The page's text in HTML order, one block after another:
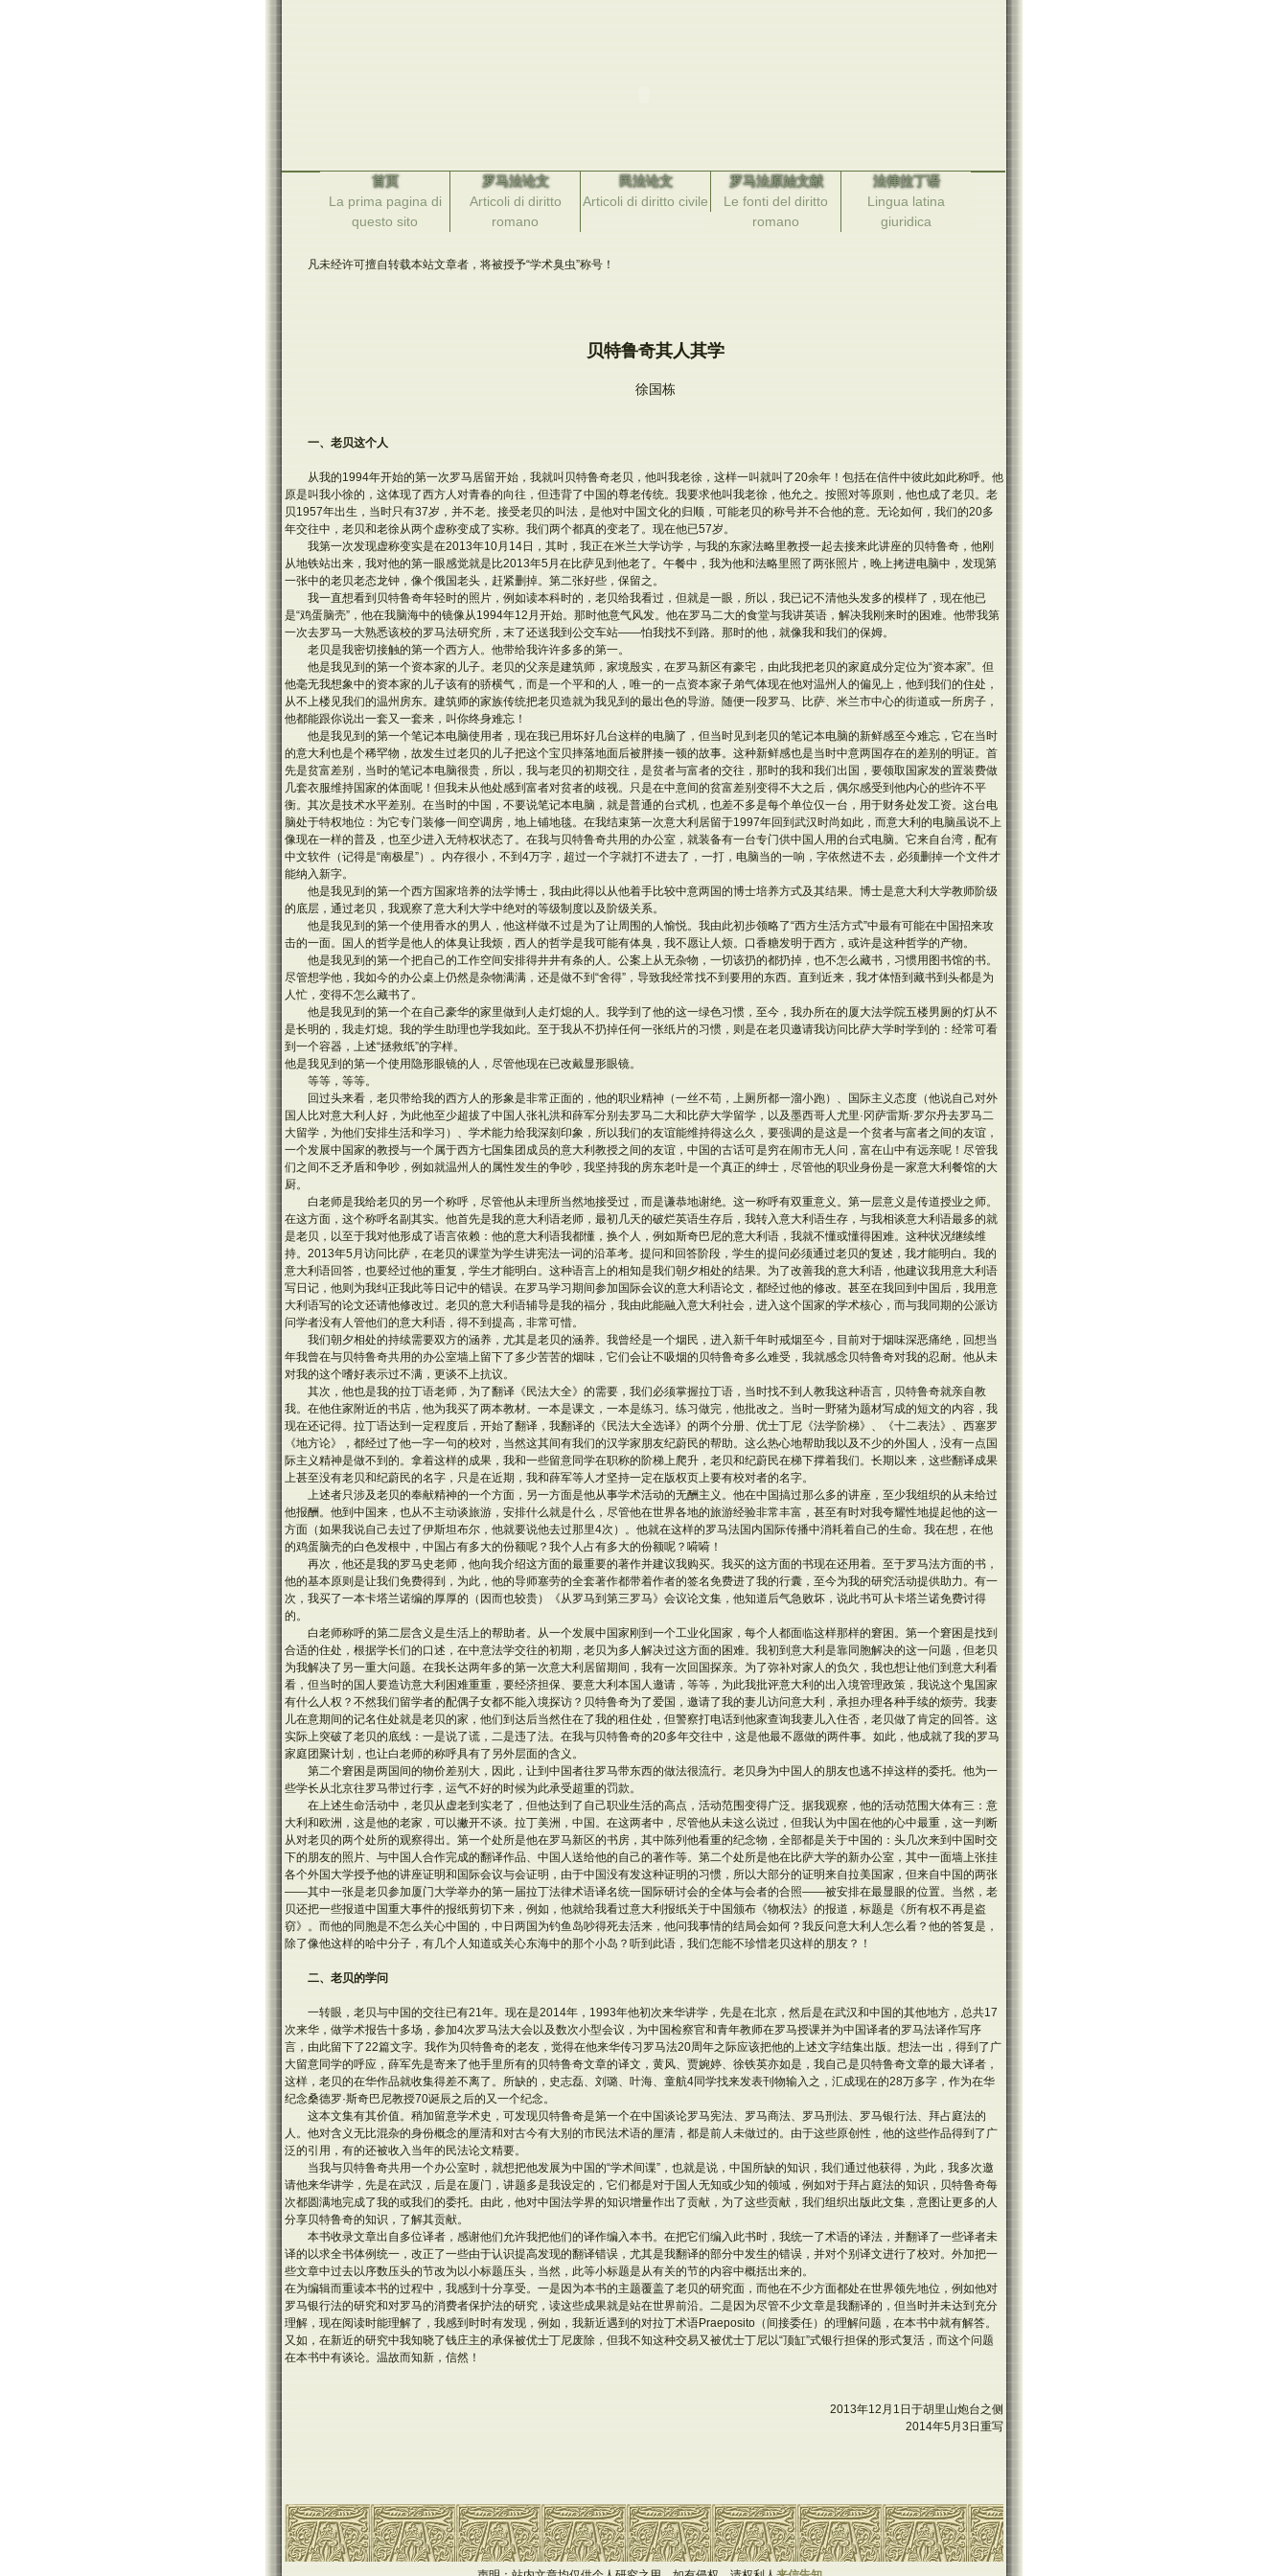
首页
La prima pagina di
questo sito
罗马法论文
Articoli di diritto
romano
民法论文
Articoli di diritto civile
罗马法原始文献
Le fonti del diritto
romano
法律拉丁语
Lingua latina
giuridica
凡未经许可擅自转载本站文章者，将被授予“学术臭虫”称号！
贝特鲁奇其人其学
徐国栋
一、老贝这个人
从我的1994年开始的第一次罗马居留开始，我就叫贝特鲁奇老贝，他叫我老徐，这样一叫就叫了20余年！包括在信件中彼此如此称呼。他
原是叫我小徐的，这体现了西方人对青春的向往，但违背了中国的尊老传统。我要求他叫我老徐，他允之。按照对等原则，他也成了老贝。老
贝1957年出生，当时只有37岁，并不老。接受老贝的叫法，是他对中国文化的归顺，可能老贝的称号并不合他的意。无论如何，我们的20多
年交往中，老贝和老徐从两个虚称变成了实称。我们两个都真的变老了。现在他已57岁。
我第一次发现虚称变实是在2013年10月14日，其时，我正在米兰大学访学，与我的东家法略里教授一起去接来此讲座的贝特鲁奇，他刚
从地铁站出来，我对他的第一眼感觉就是比2013年5月在比萨见到他老了。午餐中，我为他和法略里照了两张照片，晚上拷进电脑中，发现第
一张中的老贝老态龙钟，像个俄国老头，赶紧删掉。第二张好些，保留之。
我一直想看到贝特鲁奇年轻时的照片，例如读本科时的，老贝给我看过，但就是一眼，所以，我已记不清他头发多的模样了，现在他已
是“鸡蛋脑壳”，他在我脑海中的镜像从1994年12月开始。那时他意气风发。他在罗马二大的食堂与我讲英语，解决我刚来时的困难。他带我第
一次去罗马一大熟悉该校的罗马法研究所，末了还送我到公交车站——怕我找不到路。那时的他，就像我和我们的保姆。
老贝是我密切接触的第一个西方人。他带给我许许多多的第一。
他是我见到的第一个资本家的儿子。老贝的父亲是建筑师，家境殷实，在罗马新区有豪宅，由此我把老贝的家庭成分定位为“资本家”。但
他毫无我想象中的资本家的儿子该有的骄横气，而是一个平和的人，唯一的一点资本家子弟气体现在他对温州人的偏见上，他到我们的住处，
从不上楼见我们的温州房东。建筑师的家族传统把老贝造就为我见到的最出色的导游。随便一段罗马、比萨、米兰市中心的街道或一所房子，
他都能跟你说出一套又一套来，叫你终身难忘！
他是我见到的第一个笔记本电脑使用者，现在我已用坏好几台这样的电脑了，但当时见到老贝的笔记本电脑的新鲜感至今难忘，它在当时
的意大利也是个稀罕物，故发生过老贝的儿子把这个宝贝摔落地面后被胖揍一顿的故事。这种新鲜感也是当时中意两国存在的差别的明证。首
先是贫富差别，当时的笔记本电脑很贵，所以，我与老贝的初期交往，是贫者与富者的交往，那时的我和我们出国，要领取国家发的置装费做
几套衣服维持国家的体面呢！但我未从他处感到富者对贫者的歧视。只是在中意间的贫富差别变得不大之后，偶尔感受到他内心的些许不平
衡。其次是技术水平差别。在当时的中国，不要说笔记本电脑，就是普通的台式机，也差不多是每个单位仅一台，用于财务处发工资。这台电
脑处于特权地位：为它专门装修一间空调房，地上铺地毯。在我结束第一次意大利居留于1997年回到武汉时尚如此，而意大利的电脑虽说不上
像现在一样的普及，也至少进入无特权状态了。在我与贝特鲁奇共用的办公室，就装备有一台专门供中国人用的台式电脑。它来自台湾，配有
中文软件（记得是“南极星”）。内存很小，不到4万字，超过一个字就打不进去了，一打，电脑当的一响，字依然进不去，必须删掉一个文件才
能纳入新字。
他是我见到的第一个西方国家培养的法学博士，我由此得以从他着手比较中意两国的博士培养方式及其结果。博士是意大利大学教师阶级
的底层，通过老贝，我观察了意大利大学中绝对的等级制度以及阶级关系。
他是我见到的第一个使用香水的男人，他这样做不过是为了让周围的人愉悦。我由此初步领略了“西方生活方式”中最有可能在中国招来攻
击的一面。国人的哲学是他人的体臭让我烦，西人的哲学是我可能有体臭，我不愿让人烦。口香糖发明于西方，或许是这种哲学的产物。
他是我见到的第一个把自己的工作空间安排得井井有条的人。公案上从无杂物，一切该扔的都扔掉，也不怎么藏书，习惯用图书馆的书。
尽管想学他，我如今的办公桌上仍然是杂物满满，还是做不到“舍得”，导致我经常找不到要用的东西。直到近来，我才体悟到藏书到头都是为
人忙，变得不怎么藏书了。
他是我见到的第一个在自己豪华的家里做到人走灯熄的人。我学到了他的这一绿色习惯，至今，我办所在的厦大法学院五楼男厕的灯从不
是长明的，我走灯熄。我的学生助理也学我如此。至于我从不扔掉任何一张纸片的习惯，则是在老贝邀请我访问比萨大学时学到的：经常可看
到一个容器，上述“拯救纸”的字样。
他是我见到的第一个使用隐形眼镜的人，尽管他现在已改戴显形眼镜。
等等，等等。
回过头来看，老贝带给我的西方人的形象是非常正面的，他的职业精神（一丝不苟，上厕所都一溜小跑）、国际主义态度（他说自己对外
国人比对意大利人好，为此他至少超拔了中国人张礼洪和薛军分别去罗马二大和比萨大学留学，以及墨西哥人尤里·冈萨雷斯·罗尔丹去罗马二
大留学，为他们安排生活和学习）、学术能力给我深刻印象，所以我们的友谊能维持得这么久，要强调的是这是一个贫者与富者之间的友谊，
一个发展中国家的教授与一个属于西方七国集团成员的意大利教授之间的友谊，中国的古话可是穷在闹市无人问，富在山中有远亲呢！尽管我
们之间不乏矛盾和争吵，例如就温州人的属性发生的争吵，我坚持我的房东老叶是一个真正的绅士，尽管他的职业身份是一家意大利餐馆的大
厨。
白老师是我给老贝的另一个称呼，尽管他从未理所当然地接受过，而是谦恭地谢绝。这一称呼有双重意义。第一层意义是传道授业之师。
在这方面，这个称呼名副其实。他首先是我的意大利语老师，最初几天的破烂英语生存后，我转入意大利语生存，与我相谈意大利语最多的就
是老贝，以至于我对他形成了语言依赖：他的意大利语我都懂，换个人，例如斯奇巴尼的意大利语，我就不懂或懂得困难。这种状况继续维
持。2013年5月访问比萨，在老贝的课堂为学生讲宪法一词的沿革考。提问和回答阶段，学生的提问必须通过老贝的复述，我才能明白。我的
意大利语回答，也要经过他的重复，学生才能明白。这种语言上的相知是我们朝夕相处的结果。为了改善我的意大利语，他建议我用意大利语
写日记，他则为我纠正我此等日记中的错误。在罗马学习期间参加国际会议的意大利语论文，都经过他的修改。甚至在我回到中国后，我用意
大利语写的论文还请他修改过。老贝的意大利语辅导是我的福分，我由此能融入意大利社会，进入这个国家的学术核心，而与我同期的公派访
问学者没有人管他们的意大利语，得不到提高，非常可惜。
我们朝夕相处的持续需要双方的涵养，尤其是老贝的涵养。我曾经是一个烟民，进入新千年时戒烟至今，目前对于烟味深恶痛绝，回想当
年我曾在与贝特鲁奇共用的办公室墙上留下了多少苦苦的烟味，它们会让不吸烟的贝特鲁奇多么难受，我就感念贝特鲁奇对我的忍耐。他从未
对我的这个嗜好表示过不满，更谈不上抗议。
其次，他也是我的拉丁语老师，为了翻译《民法大全》的需要，我们必须掌握拉丁语，当时找不到人教我这种语言，贝特鲁奇就亲自教
我。在他住家附近的书店，他为我买了两本教材。一本是课文，一本是练习。练习做完，他批改之。当时一野猪为题材写成的短文的内容，我
现在还记得。拉丁语达到一定程度后，开始了翻译，我翻译的《民法大全选译》的两个分册、优士丁尼《法学阶梯》、《十二表法》、西塞罗
《地方论》，都经过了他一字一句的校对，当然这其间有我们的汉学家朋友纪蔚民的帮助。这么热心地帮助我以及不少的外国人，没有一点国
际主义精神是做不到的。拿着这样的成果，我和一些留意同学在职称的阶梯上爬升，老贝和纪蔚民在梯下撑着我们。长期以来，这些翻译成果
上甚至没有老贝和纪蔚民的名字，只是在近期，我和薛军等人才坚持一定在版权页上要有校对者的名字。
上述者只涉及老贝的奉献精神的一个方面，另一方面是他从事学术活动的无酬主义。他在中国搞过那么多的讲座，至少我组织的从未给过
他报酬。他到中国来，也从不主动谈旅游，安排什么就是什么，尽管他在世界各地的旅游经验非常丰富，甚至有时对我夸耀性地提起他的这一
方面（如果我说自己去过了伊斯坦布尔，他就要说他去过那里4次）。他就在这样的罗马法国内国际传播中消耗着自己的生命。我在想，在他
的鸡蛋脑壳的白色发根中，中国占有多大的份额呢？我个人占有多大的份额呢？嗬嗬！
再次，他还是我的罗马史老师，他向我介绍这方面的最重要的著作并建议我购买。我买的这方面的书现在还用着。至于罗马法方面的书，
他的基本原则是让我们免费得到，为此，他的导师塞劳的全套著作都带着作者的签名免费进了我的行囊，至今为我的研究活动提供助力。有一
次，我买了一本卡塔兰诺编的厚厚的（因而也较贵）《从罗马到第三罗马》会议论文集，他知道后气急败坏，说此书可从卡塔兰诺免费讨得
的。
白老师称呼的第二层含义是生活上的帮助者。从一个发展中国家刚到一个工业化国家，每个人都面临这样那样的窘困。第一个窘困是找到
合适的住处，根据学长们的口述，在中意法学交往的初期，老贝为多人解决过这方面的困难。我初到意大利是靠同胞解决的这一问题，但老贝
为我解决了另一重大问题。在我长达两年多的第一次意大利居留期间，我有一次回国探亲。为了弥补对家人的负欠，我也想让他们到意大利看
看，但当时的国人要造访意大利困难重重，要经济担保、要意大利本国人邀请，等等，为此我批评意大利的出入境管理政策，我说这个鬼国家
有什么人权？不然我们留学者的配偶子女都不能入境探访？贝特鲁奇为了爱国，邀请了我的妻儿访问意大利，承担办理各种手续的烦劳。我妻
儿在意期间的记名住处就是老贝的家，他们到达后当然住在了我的租住处，但警察打电话到他家查询我妻儿入住否，老贝做了肯定的回答。这
实际上突破了老贝的底线：一是说了谎，二是违了法。在我与贝特鲁奇的20多年交往中，这是他最不愿做的两件事。如此，他成就了我的罗马
家庭团聚计划，也让白老师的称呼具有了另外层面的含义。
第二个窘困是两国间的物价差别大，因此，让到中国者往罗马带东西的做法很流行。老贝身为中国人的朋友也逃不掉这样的委托。他为一
些学长从北京往罗马带过行李，运气不好的时候为此承受超重的罚款。
在上述生命活动中，老贝从虚老到实老了，但他达到了自己职业生活的高点，活动范围变得广泛。据我观察，他的活动范围大体有三：意
大利和欧洲，这是他的老家，可以撇开不谈。拉丁美洲，中国。在这两者中，尽管他从未这么说过，但我认为中国在他的心中最重，这一判断
从对老贝的两个处所的观察得出。第一个处所是他在罗马新区的书房，其中陈列他看重的纪念物，全部都是关于中国的：头几次来到中国时交
下的朋友的照片、与中国人合作完成的翻译作品、中国人送给他的自己的著作等。第二个处所是他在比萨大学的新办公室，其中一面墙上张挂
各个外国大学授予他的讲座证明和国际会议与会证明，由于中国没有发这种证明的习惯，所以大部分的证明来自拉美国家，但来自中国的两张
——其中一张是老贝参加厦门大学举办的第一届拉丁法律术语译名统一国际研讨会的全体与会者的合照——被安排在最显眼的位置。当然，老
贝还把一些报道中国重大事件的报纸剪切下来，例如，他就给我看过意大利报纸关于中国颁布《物权法》的报道，标题是《所有权不再是盗
窃》。而他的同胞是不怎么关心中国的，中日两国为钓鱼岛吵得死去活来，他问我事情的结局会如何？我反问意大利人怎么看？他的答复是，
除了像他这样的哈中分子，有几个人知道或关心东海中的那个小岛？听到此语，我们怎能不珍惜老贝这样的朋友？！
二、老贝的学问
一转眼，老贝与中国的交往已有21年。现在是2014年，1993年他初次来华讲学，先是在北京，然后是在武汉和中国的其他地方，总共17
次来华，做学术报告十多场，参加4次罗马法大会以及数次小型会议，为中国检察官和青年教师在罗马授课并为中国译者的罗马法译作写序
言，由此留下了22篇文字。我作为贝特鲁奇的老友，觉得在他来华传习罗马法20周年之际应该把他的上述文字结集出版。想法一出，得到了广
大留意同学的呼应，薛军先是寄来了他手里所有的贝特鲁奇文章的译文，黄风、贾婉婷、徐铁英亦如是，我自己是贝特鲁奇文章的最大译者，
这样，老贝的在华作品就收集得差不离了。所缺的，史志磊、刘璐、叶海、童航4同学找来发表刊物输入之，汇成现在的28万多字，作为在华
纪念桑德罗·斯奇巴尼教授70诞辰之后的又一个纪念。
这本文集有其价值。稍加留意学术史，可发现贝特鲁奇是第一个在中国谈论罗马宪法、罗马商法、罗马刑法、罗马银行法、拜占庭法的
人。他对含义无比混杂的身份概念的厘清和对古今有大别的市民法术语的厘清，都是前人未做过的。由于这些原创性，他的这些作品得到了广
泛的引用，有的还被收入当年的民法论文精要。
当我与贝特鲁奇共用一个办公室时，就想把他发展为中国的“学术间谍”，也就是说，中国所缺的知识，我们通过他获得，为此，我多次邀
请他来华讲学，先是在武汉，后是在厦门，讲题多是我设定的，它们都是对于国人无知或少知的领域，例如对于拜占庭法的知识，贝特鲁奇每
次都圆满地完成了我的或我们的委托。由此，他对中国法学界的知识增量作出了贡献，为了这些贡献，我们组织出版此文集，意图让更多的人
分享贝特鲁奇的知识，了解其贡献。
本书收录文章出自多位译者，感谢他们允许我把他们的译作编入本书。在把它们编入此书时，我统一了术语的译法，并翻译了一些译者未
译的以求全书体例统一，改正了一些由于认识提高发现的翻译错误，尤其是我翻译的部分中发生的错误，并对个别译文进行了校对。外加把一
些文章中过去以序数压头的节改为以小标题压头，当然，此等小标题是从有关的节的内容中概括出来的。
在为编辑而重读本书的过程中，我感到十分享受。一是因为本书的主题覆盖了老贝的研究面，而他在不少方面都处在世界领先地位，例如他对
罗马银行法的研究和对罗马的消费者保护法的研究，读这些成果就是站在世界前沿。二是因为尽管不少文章是我翻译的，但当时并未达到充分
理解，现在阅读时能理解了，我感到时时有发现，例如，我新近遇到的对拉丁术语Praeposito（间接委任）的理解问题，在本书中就有解答。
又如，在新近的研究中我知晓了钱庄主的承保被优士丁尼废除，但我不知这种交易又被优士丁尼以“顶缸”式银行担保的形式复活，而这个问题
在本书中有谈论。温故而知新，信然！
2013年12月1日于胡里山炮台之侧
2014年5月3日重写